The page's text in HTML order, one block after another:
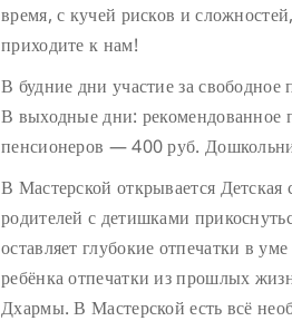
время, с кучей рисков и
приходите к нам!
В будние дни участие за свободное
В выходные дни: рекомендованное
пенсионеров — 400 руб.
В Мастерской открывается
родителей с детишками
оставляет глубокие отпечатки в
ребёнка отпечатки из прошлых
Дхармы. В Мастерской есть всё